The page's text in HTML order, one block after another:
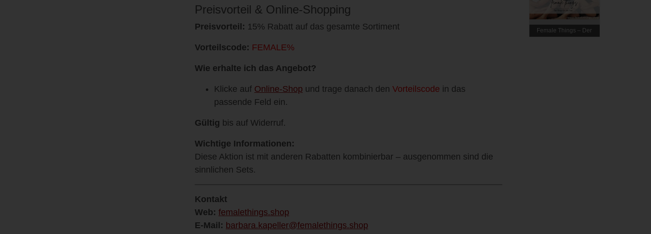
Preisvorteil & Online-Shopping
Preisvorteil: 15% Rabatt auf das gesamte Sortiment
Vorteilscode: FEMALE%
Wie erhalte ich das Angebot?
Klicke auf Online-Shop und trage danach den Vorteilscode in das
passende Feld ein.
Gültig bis auf Widerruf.
Wichtige Informationen:
Diese Aktion ist mit anderen Rabatten kombinierbar – ausgenommen sind die
sinnlichen Sets.
Kontakt
Web: femalethings.shop
E-Mail: barbara.kapeller@femalethings.shop
Female Things – Der
Shop für die Frau